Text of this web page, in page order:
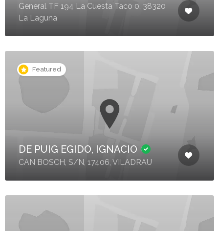
General TF 194 La Cuesta Taco 0, 38320
La Laguna
Featured
DE PUIG EGIDO, IGNACIO
CAN BOSCH, S/N, 17406, VILADRAU